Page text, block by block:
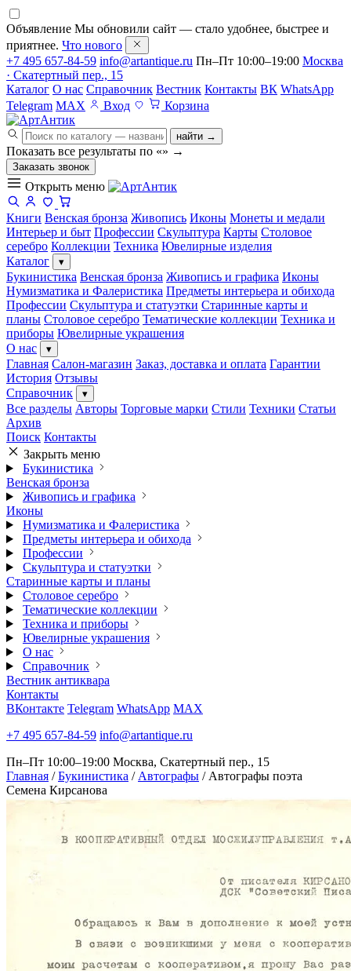
Объявление Мы обновили сайт — стало удобнее, быстрее и
приятнее. Что нового
+7 495 657-84-59 info@artantique.ru Пн–Пт 10:00–19:00 Москва
· Скатертный пер., 15
Каталог О нас Справочник Вестник Контакты ВК WhatsApp
Telegram MAX Вход Корзина
найти →
Показать все результаты по «» →
Заказать звонок
Открыть меню
Книги Венская бронза Живопись Иконы Монеты и медали
Интерьер и быт Профессии Скульптура Карты Столовое
серебро Коллекции Техника Ювелирные изделия
Каталог
▾
Букинистика Венская бронза Живопись и графика Иконы
Нумизматика и Фалеристика Предметы интерьера и обихода
Профессии Скульптура и статуэтки Старинные карты и
планы Столовое серебро Тематические коллекции Техника и
приборы Ювелирные украшения
О нас
▾
Главная Салон-магазин Заказ, доставка и оплата Гарантии
История Отзывы
Справочник
▾
Все разделы Авторы Торговые марки Стили Техники Статьи
Архив
Поиск Контакты
Закрыть меню
Букинистика
Венская бронза
Живопись и графика
Иконы
Нумизматика и Фалеристика
Предметы интерьера и обихода
Профессии
Скульптура и статуэтки
Старинные карты и планы
Столовое серебро
Тематические коллекции
Техника и приборы
Ювелирные украшения
О нас
Справочник
Вестник антиквара
Контакты
ВКонтакте Telegram WhatsApp MAX
+7 495 657-84-59 info@artantique.ru
Пн–Пт 10:00–19:00 Москва, Скатертный пер., 15
Главная / Букинистика / Автографы / Автографы поэта
Семена Кирсанова